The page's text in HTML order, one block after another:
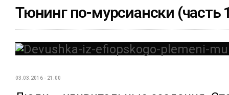
Тюнинг по-мурсиански (часть
03.03.2016 - 21:00